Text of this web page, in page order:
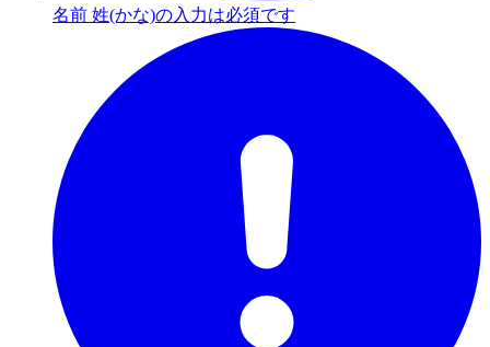
名前 姓(かな)の入力は必須です